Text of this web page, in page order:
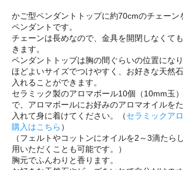
かご型ペンダントトップに約70cmのチェーン
ペンダントです。
チェーンは長めなので、金具を開閉しなくて
きます。
ペンダントトップは胸の間ぐらいの位置になり
ほどよいサイズでつけやすく、お好きな天然
入れることができます。
セラミック製のアロマボール10個（10mm玉
で、アロマボールにお好みのアロマオイルを
入れて身に着けてください。（セラミックア
購入はこちら ）
（フェルトやコットンにオイルを2～3滴たら
用いただくことも可能です。）
胸元でふんわりと香ります。